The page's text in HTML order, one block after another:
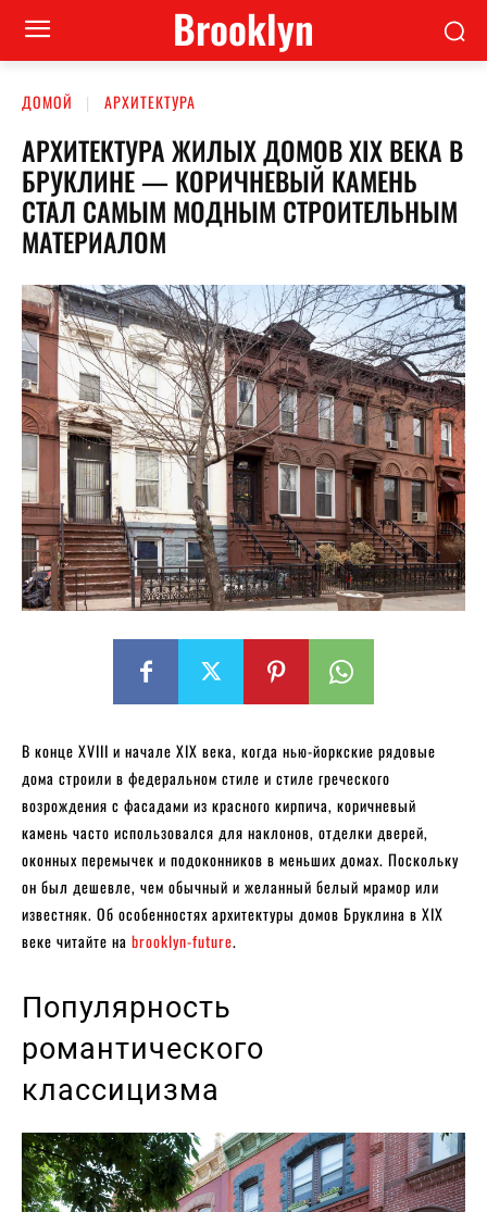
Brooklyn
ДОМОЙ АРХИТЕКТУРА
АРХИТЕКТУРА ЖИЛЫХ ДОМОВ XIX ВЕКА В
БРУКЛИНЕ — КОРИЧНЕВЫЙ КАМЕНЬ
СТАЛ САМЫМ МОДНЫМ СТРОИТЕЛЬНЫМ
МАТЕРИАЛОМ
В конце XVIII и начале XIX века, когда нью-йоркские рядовые
дома строили в федеральном стиле и стиле греческого
возрождения с фасадами из красного кирпича, коричневый
камень часто использовался для наклонов, отделки дверей,
оконных перемычек и подоконников в меньших домах. Поскольку
он был дешевле, чем обычный и желанный белый мрамор или
известняк. Об особенностях архитектуры домов Бруклина в XIX
веке читайте на brooklyn-future.
Популярность
романтического
классицизма